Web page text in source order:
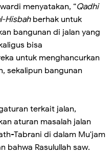
menyatakan, “Qadhi
Hisbahberhak untuk
bangunan di jalan yang
bisa
untuk menghancurkan
sekalipun bangunan
terkait jalan,
aturan masalah jalan
Tabrani di dalam Mu'jam
bahwa Rasulullah saw.